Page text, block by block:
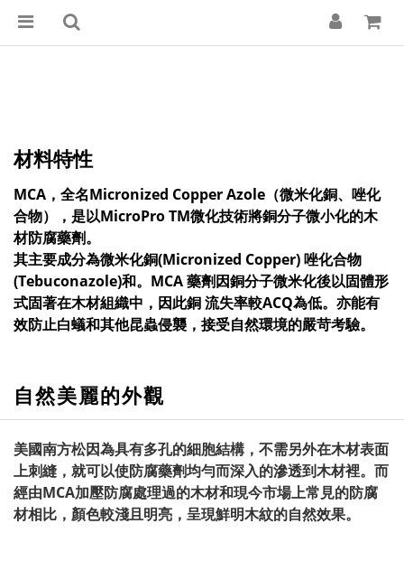
材料特性
MCA，全名Micronized Copper Azole（微米化銅、唑化
合物），是以MicroPro TM微化技術將銅分子微小化的木
材防腐藥劑。
其主要成分為微米化銅(Micronized Copper) 唑化合物
(Tebuconazole)和。MCA 藥劑因銅分子微米化後以固體形
式固著在木材組織中，因此銅 流失率較ACQ為低。亦能有
效防止白蟻和其他昆蟲侵襲，接受自然環境的嚴苛考驗。
自然美麗的外觀
美國南方松因為具有多孔的細胞結構，不需另外在木材表面
上刺縫，就可以使防腐藥劑均勻而深入的滲透到木材裡。而
經由MCA加壓防腐處理過的木材和現今市場上常見的防腐
材相比，顏色較淺且明亮，呈現鮮明木紋的自然效果。